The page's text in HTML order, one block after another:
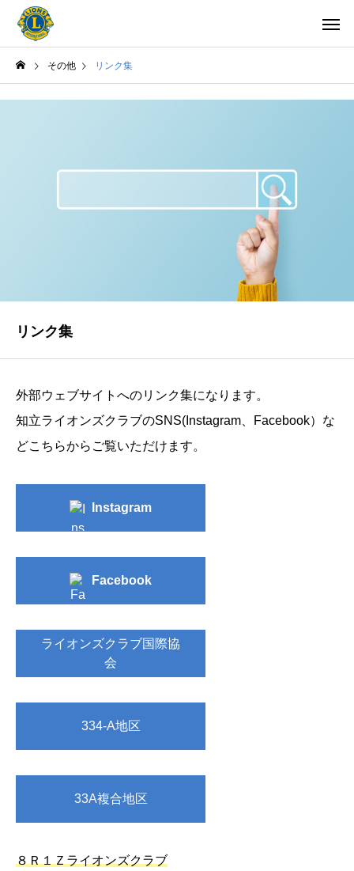
その他 リンク集
リンク集
外部ウェブサイトへのリンク集になります。
知立ライオンズクラブのSNS(Instagram、Facebook）な
どこちらからご覧いただけます。
Instagram
Facebook
ライオンズクラブ国際協
会
334-A地区
33A複合地区
８Ｒ１Ｚライオンズクラブ